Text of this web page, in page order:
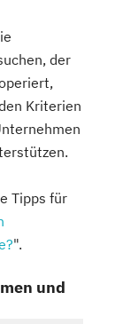
der
Kriterien
Tipps für
".
und